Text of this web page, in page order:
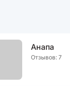
Анапа
Отзывов: 7